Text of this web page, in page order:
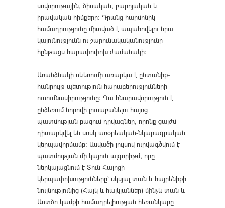
սովորութային, ծիսական, բարոյական և
իրավական հիմքերը: Դրանց հարմոնիկ
համադրությունը միտված է ապահովելու նրա
կայունությունն ու շարունակականությունը
հընթացս հարափոփոխ ժամանակի:
Առանձնակի սևեռումի առարկա է ընտանիք-
հանրույթ-պետություն հարաբերությունների
ուսումնասիրությունը: Դա հնարավորություն է
ընձեռում նորովի լուսաբանելու հայոց
պատմության բազում դրվագներ, որոնք ցայժմ
դիտարկվել են սոսկ առօրեական-նկարագրական
կերպավորմամբ: Ասվածի լույսով ուրվագծվում է
պատմության մի կայուն ալգորիթմ, որը
ներկայացնում է Տուն Հայոցի
կերպափոխությունները՝ սկսյալ տան և հայրենիքի
նույնությունից (Հայկ և հայկյաններ) մինչև տան և
Աստծո կամքի համադրելիության հեռանկարը